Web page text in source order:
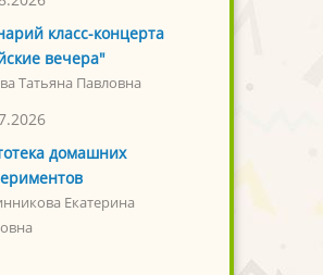
класс-концерта
вечера"
Татьяна Павловна
домашних
Екатерина